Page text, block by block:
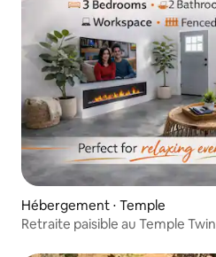
Hébergement ⋅ Temple
Retraite paisible au Temple Twin